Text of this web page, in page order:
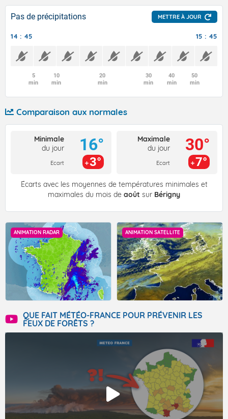
Pas de précipitations METTRE À JOUR
14 : 45 15 : 45
5
min
10
min
20
min
30
min
40
min
50
min
Comparaison aux normales
Minimale
du jour
Ecart
16°
3°
Maximale
du jour
Ecart
30°
7°
Écarts avec les moyennes de températures minimales et
maximales du mois de août sur Bérigny
ANIMATION RADAR ANIMATION SATELLITE
QUE FAIT MÉTÉO-FRANCE POUR PRÉVENIR LES
FEUX DE FORÊTS ?